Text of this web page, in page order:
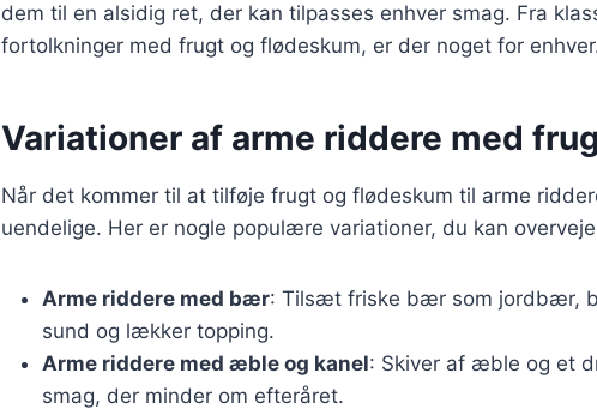
dem til en alsidig ret, der kan tilpasses enhver smag. Fra
fortolkninger med frugt og flødeskum, er der noget for
Variationer af arme riddere med
Når det kommer til at tilføje frugt og flødeskum til arme
uendelige. Her er nogle populære variationer, du kan
Arme riddere med bær: Tilsæt friske bær som jordbær,
sund og lækker topping.
Arme riddere med æble og kanel: Skiver af æble og et
smag, der minder om efteråret.